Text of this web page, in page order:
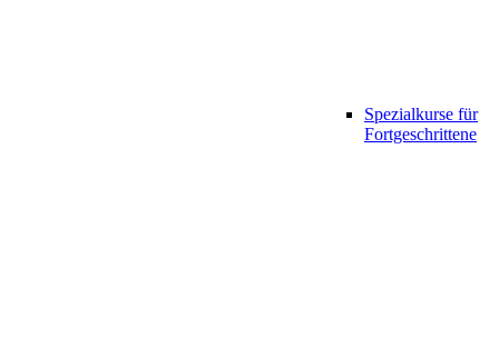
Spezialkurse für
Fortgeschrittene